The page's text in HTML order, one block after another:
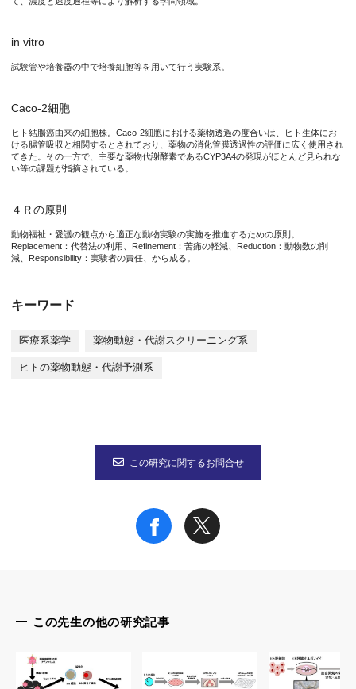
本研究成果が社会に与える影響(本研究成果の意義)
特記事項
本研究成果は、2024年2月29日（木）に科学誌「Stem Cell
著者名：Tatsuya Inui, Yusei Uraya, Jumpei Yokota, Tomoki
https://link.springer.com/content/pdf/10.1186/s13287-024-
なお、本研究は、独立行政法人日本学術振興会 科学研究費助
in vitro
試験管や培養器の中で培養細胞等を用いて行う実験系。
Caco-2細胞
ヒト結腸癌由来の細胞株。Caco-2細胞における薬物透過の度合いは、ヒト生体にお
ける腸管吸収と相関するとされており、薬物の消化管膜透過性の評価に広く使用され
てきた。その一方で、主要な薬物代謝酵素であるCYP3A4の発現がほとんど見られな
い等の課題が指摘されている。
４Ｒの原則
動物福祉・愛護の観点から適正な動物実験の実施を推進するための原則。
Replacement：代替法の利用、Refinement：苦痛の軽減、Reduction：動物数の削
減、Responsibility：実験者の責任、から成る。
キーワード
医療系薬学 薬物動態・代謝スクリーニング系
ヒトの薬物動態・代謝予測系
この研究に関するお問合せ
この先生の他の研究記事